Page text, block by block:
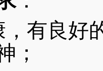
，有良好
；